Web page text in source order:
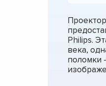
Philips.
века,
поломки